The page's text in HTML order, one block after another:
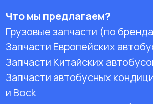
Что мы предлагаем?
Грузовые запчасти (по
Запчасти Европейских
Запчасти Китайских
Запчасти автобусных
и Bock